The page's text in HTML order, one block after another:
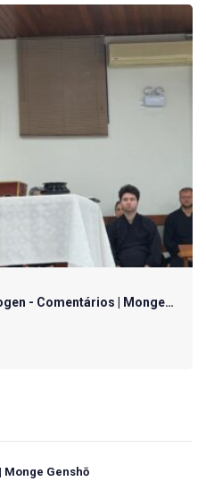
- Comentários | Monge…
Monge Genshō